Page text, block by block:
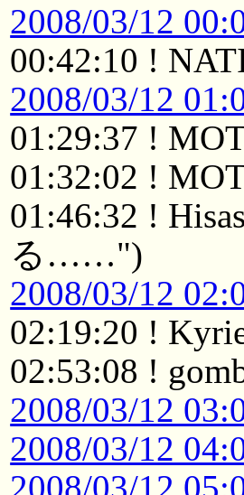
2008/03/12
00:42:10 !
2008/03/12
01:29:37 !
01:32:02 !
01:46:32 !
る……")
2008/03/12
02:19:20 !
02:53:08 !
2008/03/12
2008/03/12
2008/03/12